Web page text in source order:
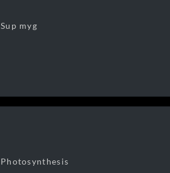
Sup myg
Photosynthesis